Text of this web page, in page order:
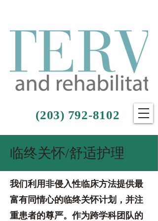
(203) 792-8102
临终关怀/舒适护理
我们利用非侵入性临床方法提供最
富有同情心的临终关怀计划，并注
重患者的尊严。作为跨学科团队的